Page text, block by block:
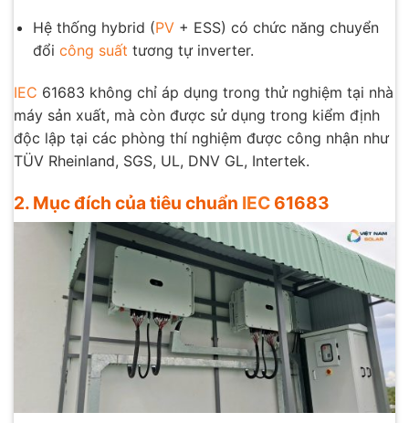
Hệ thống hybrid (PV+ ESS) có chức năng chuyển
đổi công suất tương tự inverter.
IEC 61683 không chỉ áp dụng trong thử nghiệm tại nhà
máy sản xuất, mà còn được sử dụng trong kiểm định
độc lập tại các phòng thí nghiệm được công nhận như
TÜV Rheinland, SGS, UL, DNV GL, Intertek.
2. Mục đích của tiêu chuẩn IEC 61683